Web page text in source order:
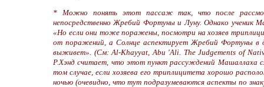
* Можно понять этот пассаж так, что после
непосредственно Жребий Фортуны и Луну. Однако ученик
«Но если они тоже поражены, посмотри на хозяев
от поражений, а Солнце аспектирует Жребий Фортуны в
выживет». (См: Al-Khayyat, Abu 'Ali. The Judgements of
Р.Хэнд считает, что этот пункт рассуждений Машаллаха
том случае, если хозяева его триплицитета хорошо
ночью (очевидно, что тут подразумеваются аспекты по